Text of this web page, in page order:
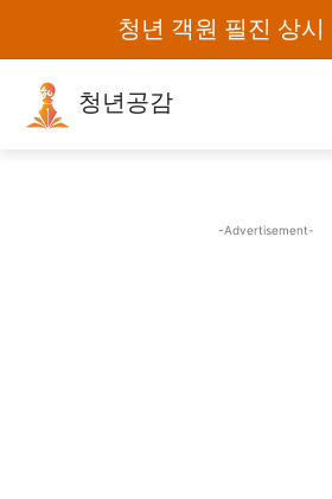
청년 객원 필진 상시
청년공감
-Advertisement-